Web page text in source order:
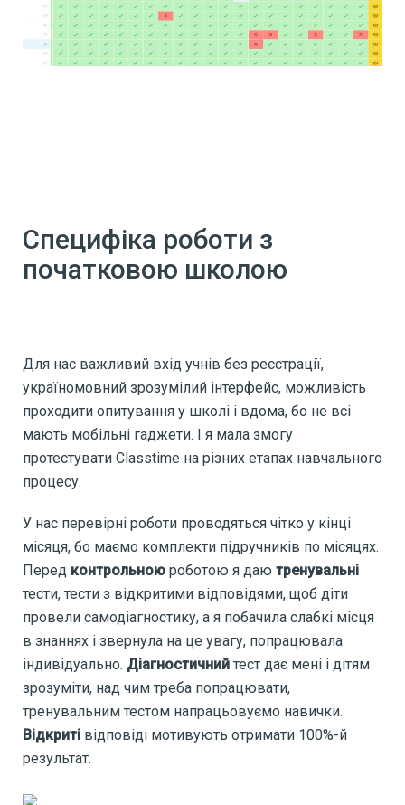
Специфіка роботи з
початковою школою
Для нас важливий вхід учнів без реєстрації,
україномовний зрозумілий інтерфейс, можливість
проходити опитування у школі і вдома, бо не всі
мають мобільні гаджети. І я мала змогу
протестувати Classtime на різних етапах навчального
процесу.
У нас перевірні роботи проводяться чітко у кінці
місяця, бо маємо комплекти підручників по місяцях.
Перед контрольною роботою я даю тренувальні
тести, тести з відкритими відповідями, щоб діти
провели самодіагностику, а я побачила слабкі місця
в знаннях і звернула на це увагу, попрацювала
індивідуально. Діагностичний тест дає мені і дітям
зрозуміти, над чим треба попрацювати,
тренувальним тестом напрацьовуємо навички.
Відкриті відповіді мотивують отримати 100%-й
результат.